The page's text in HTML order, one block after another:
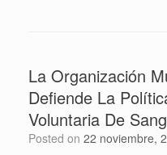
La Organización
Defiende La
Voluntaria De
Posted on 22 noviembre,